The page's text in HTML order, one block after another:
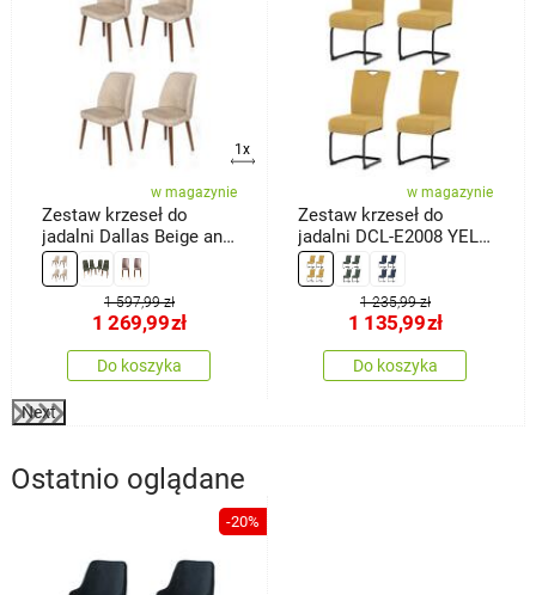
1x
w magazynie
Zestaw krzeseł do
jadalni Dallas Beige and
Brown, 4 szt.
1 597,99 zł
1 269,99zł
Do koszyka
w magazynie
Zestaw krzeseł do
jadalni DCL-E2008 YEL2,
4 szt.
1 235,99 zł
1 135,99zł
Do koszyka
Next
Ostatnio oglądane
-20%